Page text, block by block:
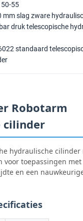
50-55
mm slag zware
druk telescopische
standaard
Robotarm
cilinder
hydraulische
voor toepassingen
en een